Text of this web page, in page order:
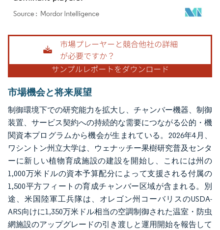
画像 © Mordor Intelligence。再利用にはCC BY 4.0の表示が必要です。
市場機会と将来展望
制御環境下での研究能力を拡大し、チャンバー機器、制御
装置、サービス契約への持続的な需要につながる公的・機
関資本プログラムから機会が生まれている。2026年4月、
ワシントン州立大学は、ウェナッチー果樹研究普及センタ
ーに新しい植物育成施設の建設を開始し、これには州の
1,000万米ドルの資本予算配分によって支援される付属の
1,500平方フィートの育成チャンバー区域が含まれる。別
途、米国陸軍工兵隊は、オレゴン州コーバリスのUSDA-
ARS向けに1,350万米ドル相当の空調制御された温室・防虫
網施設のアップグレードの引き渡しと運用開始を報告して